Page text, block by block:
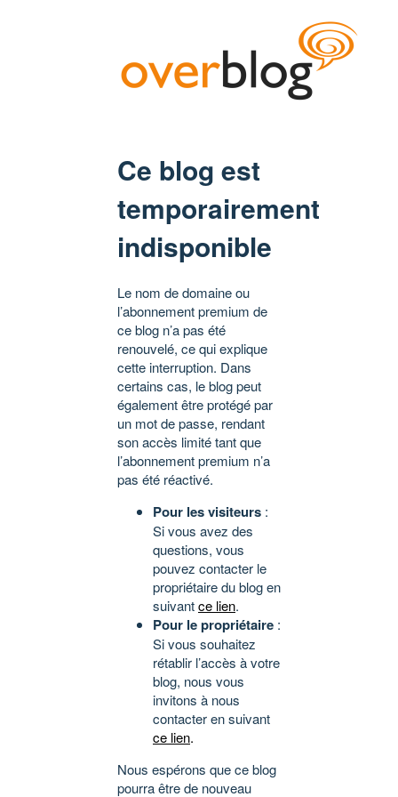
Ce blog est
temporairement
indisponible
Le nom de domaine ou
l’abonnement premium de
ce blog n’a pas été
renouvelé, ce qui explique
cette interruption. Dans
certains cas, le blog peut
également être protégé par
un mot de passe, rendant
son accès limité tant que
l’abonnement premium n’a
pas été réactivé.
Pour les visiteurs :
Si vous avez des
questions, vous
pouvez contacter le
propriétaire du blog en
suivantce lien.
Pour le propriétaire :
Si vous souhaitez
rétablir l’accès à votre
blog, nous vous
invitons à nous
contacter en suivant
ce lien.
Nous espérons que ce blog
pourra être de nouveau